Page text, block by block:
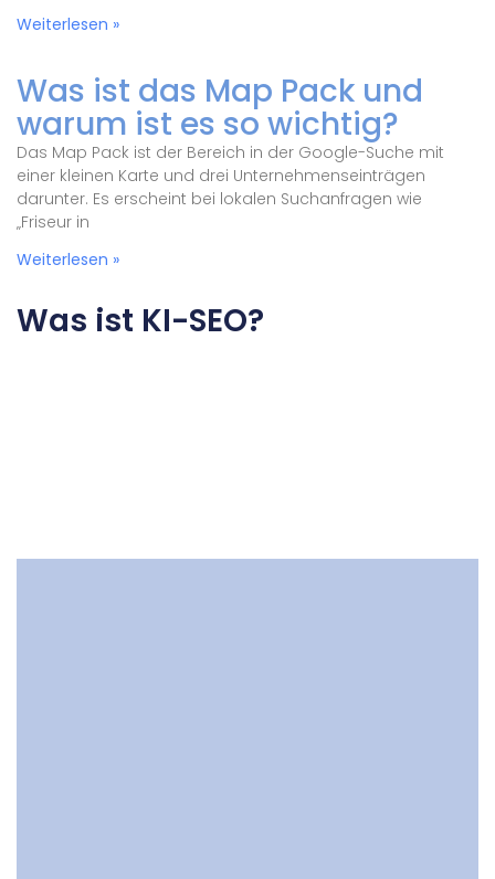
Weiterlesen »
Was ist das Map Pack und
warum ist es so wichtig?
Das Map Pack ist der Bereich in der Google-Suche mit
einer kleinen Karte und drei Unternehmenseinträgen
darunter. Es erscheint bei lokalen Suchanfragen wie
„Friseur in
Weiterlesen »
Was ist KI-SEO?